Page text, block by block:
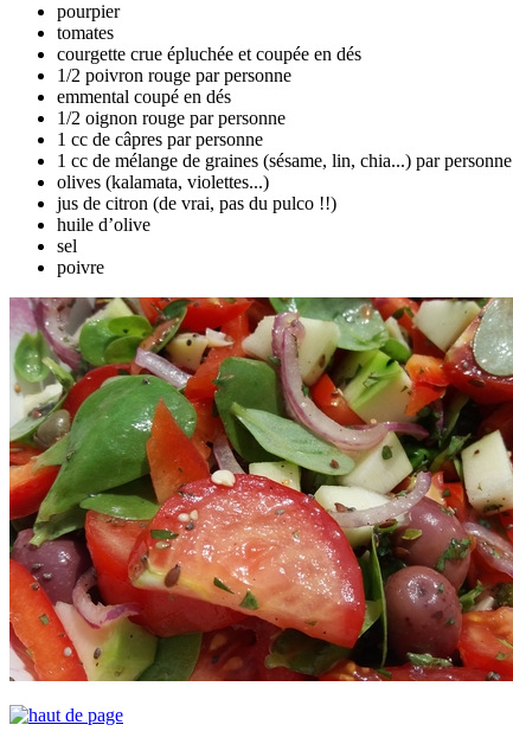
pourpier
tomates
courgette crue épluchée et coupée en dés
1/2 poivron rouge par personne
emmental coupé en dés
1/2 oignon rouge par personne
1 cc de câpres par personne
1 cc de mélange de graines (sésame, lin, chia...) par personne
olives (kalamata, violettes...)
jus de citron (de vrai, pas du pulco !!)
huile d’olive
sel
poivre